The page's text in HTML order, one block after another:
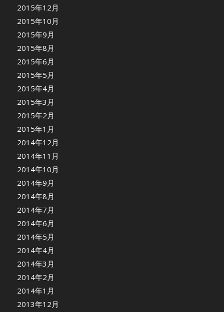
2015年12月
2015年10月
2015年9月
2015年8月
2015年6月
2015年5月
2015年4月
2015年3月
2015年2月
2015年1月
2014年12月
2014年11月
2014年10月
2014年9月
2014年8月
2014年7月
2014年6月
2014年5月
2014年4月
2014年3月
2014年2月
2014年1月
2013年12月